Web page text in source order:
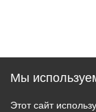
Мы
Этот сайт